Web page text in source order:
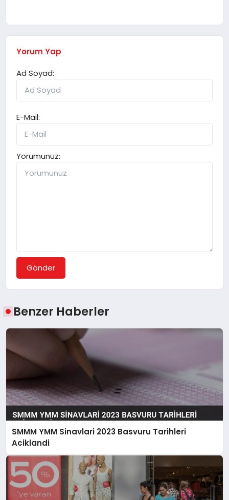
Yorum Yap
Ad Soyad:
E-Mail:
Yorumunuz:
Gönder
Benzer Haberler
SMMM YMM Sinavlari 2023 Basvuru Tarihleri
Aciklandi